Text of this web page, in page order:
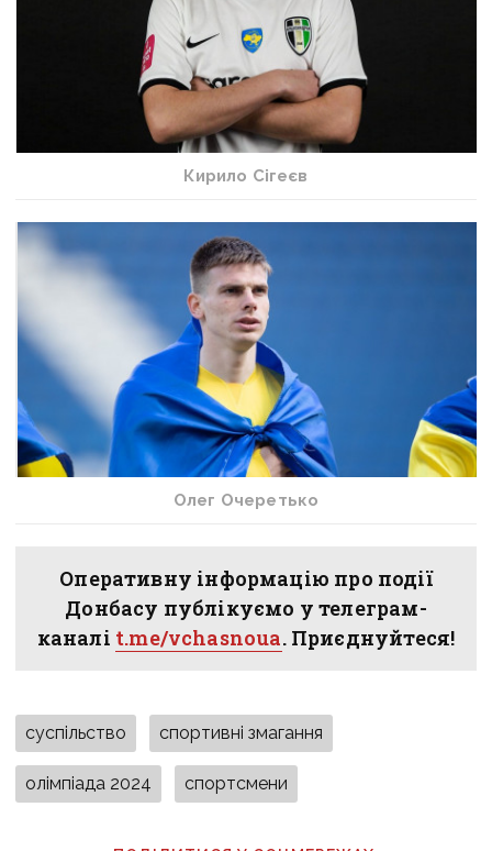
Кирило Сігеєв
Олег Очеретько
Оперативну інформацію про події
Донбасу публікуємо у телеграм-
каналі t.me/vchasnoua. Приєднуйтеся!
суспільство спортивні змагання
олімпіада 2024 спортсмени